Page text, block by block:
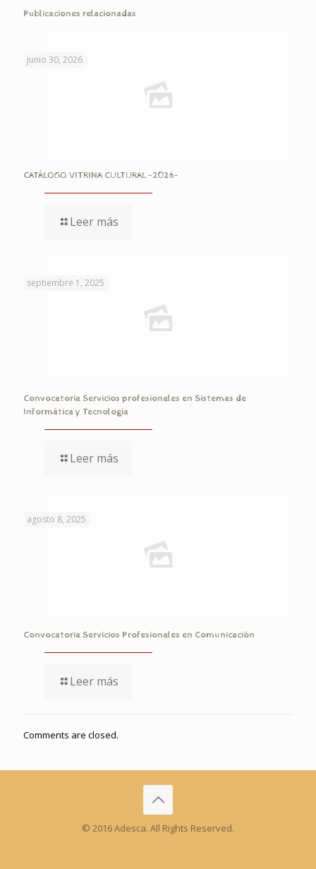
Publicaciones relacionadas
junio 30, 2026
CATÁLOGO VITRINA CULTURAL -2026-
Leer más
septiembre 1, 2025
Convocatoria Servicios profesionales en Sistemas de
Informática y Tecnología
Leer más
agosto 8, 2025
Convocatoria Servicios Profesionales en Comunicación
Leer más
Comments are closed.
© 2016 Adesca. All Rights Reserved.